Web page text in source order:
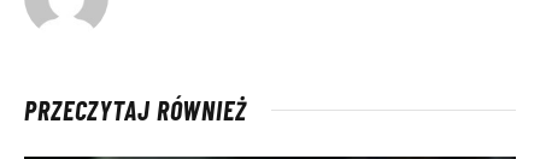
PRZECZYTAJ RÓWNIEŻ